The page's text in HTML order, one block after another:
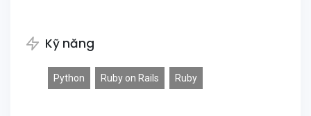
Kỹ năng
Python Ruby on Rails Ruby